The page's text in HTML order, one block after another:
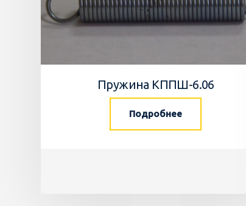
Пружина КППШ-6.06
Подробнее